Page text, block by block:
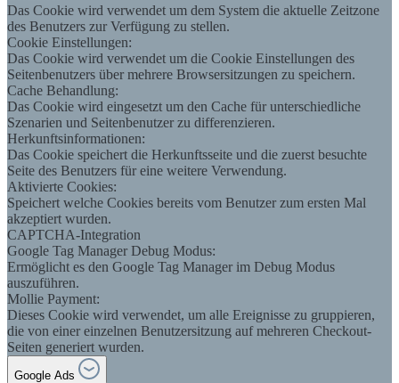
Das Cookie wird verwendet um dem System die aktuelle Zeitzone
des Benutzers zur Verfügung zu stellen.
Cookie Einstellungen:
Das Cookie wird verwendet um die Cookie Einstellungen des
Seitenbenutzers über mehrere Browsersitzungen zu speichern.
Cache Behandlung:
Das Cookie wird eingesetzt um den Cache für unterschiedliche
Szenarien und Seitenbenutzer zu differenzieren.
Herkunftsinformationen:
Das Cookie speichert die Herkunftsseite und die zuerst besuchte
Seite des Benutzers für eine weitere Verwendung.
Aktivierte Cookies:
Speichert welche Cookies bereits vom Benutzer zum ersten Mal
akzeptiert wurden.
CAPTCHA-Integration
Google Tag Manager Debug Modus:
Ermöglicht es den Google Tag Manager im Debug Modus
auszuführen.
Mollie Payment:
Dieses Cookie wird verwendet, um alle Ereignisse zu gruppieren,
die von einer einzelnen Benutzersitzung auf mehreren Checkout-
Seiten generiert wurden.
Google Ads